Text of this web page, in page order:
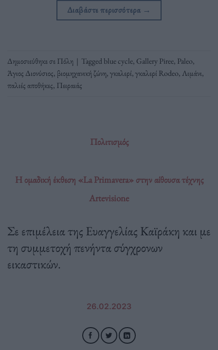
Διαβάστε περισσότερα →
Δημοσιεύθηκε σεΠόλη | Taggedblue cycle, Gallery Piree, Paleo,
Άγιος Διονύσιος, βιομηχανική ζώνη,γκαλερί,γκαλερί Rodeo,Λιμάνι,
παλιές αποθήκες, Πειραιάς
Πολιτισμός
Η ομαδική έκθεση «La Primavera» στην αίθουσα τέχνης
Artevisione
Σε επιμέλεια της Ευαγγελίας Καϊράκη και με
τη συμμετοχή πενήντα σύγχρονων
εικαστικών.
26.02.2023